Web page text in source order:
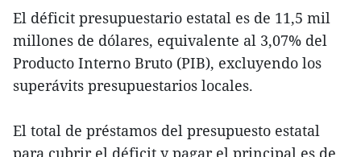
El déficit presupuestario estatal es de 11,5 mil
millones de dólares, equivalente al 3,07% del
Producto Interno Bruto (PIB), excluyendo los
superávits presupuestarios locales.
El total de préstamos del presupuesto estatal
para cubrir el déficit y pagar el principal es de